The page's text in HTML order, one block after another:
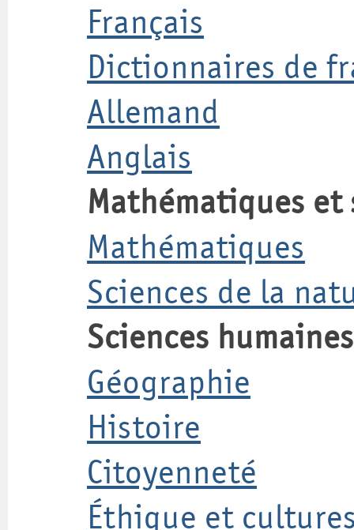
Français
Dictionnaires de
Allemand
Anglais
Mathématiques et
Mathématiques
Sciences de la
Sciences
Géographie
Histoire
Citoyenneté
Éthique et